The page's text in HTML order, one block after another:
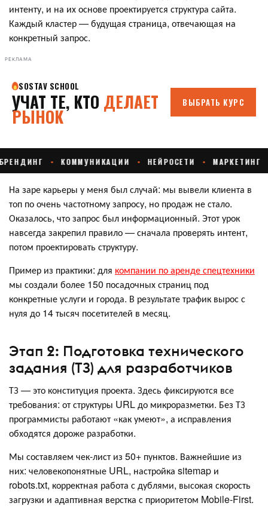
интенту, и на их основе проектируется структура сайта.
Каждый кластер — будущая страница, отвечающая на
конкретный запрос.
РЕКЛАМА
На заре карьеры у меня был случай: мы вывели клиента в
топ по очень частотному запросу, но продаж не стало.
Оказалось, что запрос был информационный. Этот урок
навсегда закрепил правило — сначала проверять интент,
потом проектировать структуру.
Пример из практики: для компании по аренде спецтехники
мы создали более 150 посадочных страниц под
конкретные услуги и города. В результате трафик вырос с
нуля до 14 тысяч посетителей в месяц.
Этап 2: Подготовка технического
задания (ТЗ) для разработчиков
ТЗ — это конституция проекта. Здесь фиксируются все
требования: от структуры URL до микроразметки. Без ТЗ
программисты работают «как умеют», а исправления
обходятся дороже разработки.
Мы составляем чек-лист из 50+ пунктов. Важнейшие из
них: человекопонятные URL, настройка sitemap и
robots.txt, корректная работа с дублями, высокая скорость
загрузки и адаптивная верстка с приоритетом Mobile-First.